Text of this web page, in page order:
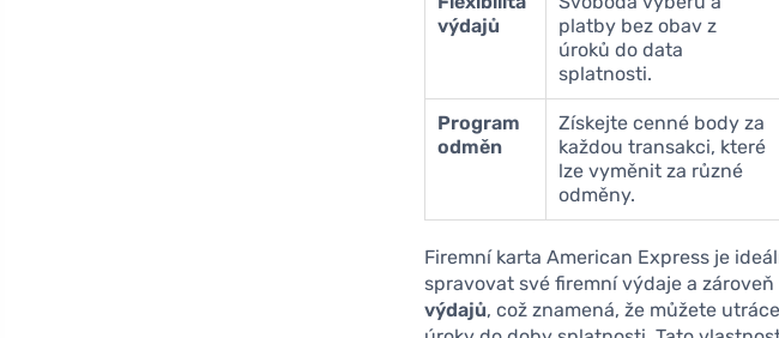
výdajů
platby bez obav z
úroků do data
splatnosti.
Program
odměn
Získejte cenné body za
každou transakci, které
lze vyměnit za různé
odměny.
Firemní karta American Express je
spravovat své firemní výdaje a
výdajů, což znamená, že můžete